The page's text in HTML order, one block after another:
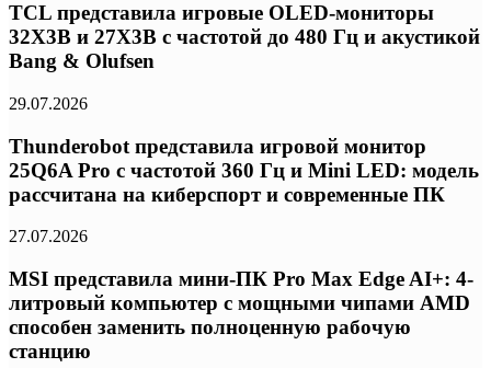
TCL представила игровые OLED-мониторы
32X3B и 27X3B с частотой до 480 Гц и акустикой
Bang & Olufsen
29.07.2026
Thunderobot представила игровой монитор
25Q6A Pro с частотой 360 Гц и Mini LED: модель
рассчитана на киберспорт и современные ПК
27.07.2026
MSI представила мини-ПК Pro Max Edge AI+: 4-
литровый компьютер с мощными чипами AMD
способен заменить полноценную рабочую
станцию